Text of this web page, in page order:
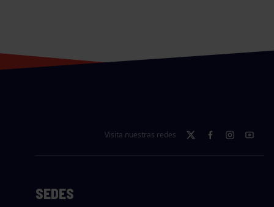
Visita nuestras redes
SEDES